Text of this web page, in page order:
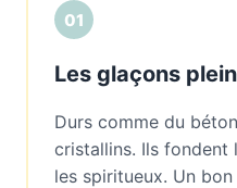
01
Les glaçons
Durs comme du
cristallins. Ils fondent
les spiritueux. Un